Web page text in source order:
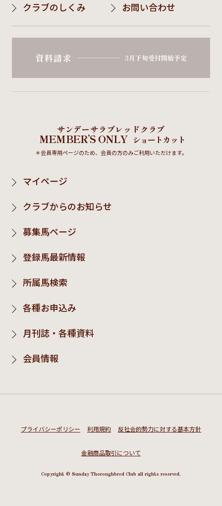
クラブのしくみ お問い合わせ
資料請求 3月下旬受付開始予定
サンデーサラブレッドクラブ
MEMBER’S ONLY ショートカット
＊会員専用ページのため、会員の方のみご利用いただけます。
マイページ
クラブからのお知らせ
募集馬ページ
登録馬最新情報
所属馬検索
各種お申込み
月刊誌・各種資料
会員情報
プライバシーポリシー 利用規約 反社会的勢力に対する基本方針
金融商品取引について
Copyright © Sunday Thoroughbred Club all rights reserved.